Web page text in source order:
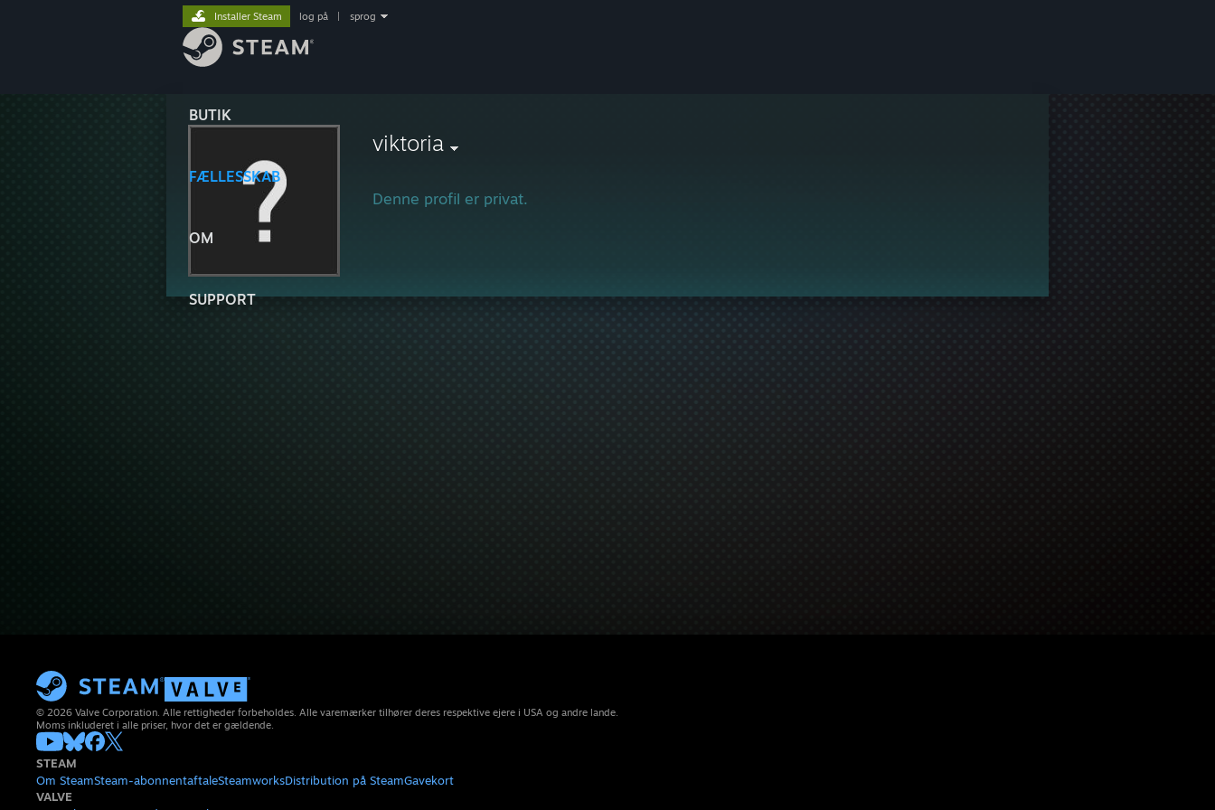
BUTIK
FÆLLESSKAB
OM
SUPPORT
Installer Steam log på sprog
viktoria
Denne profil er privat.
© 2026 Valve Corporation. Alle rettigheder forbeholdes. Alle varemærker tilhører deres respektive ejere i USA og andre lande.
Moms inkluderet i alle priser, hvor det er gældende.
STEAM
Om SteamSteam-abonnentaftaleSteamworksDistribution på SteamGavekort
VALVE